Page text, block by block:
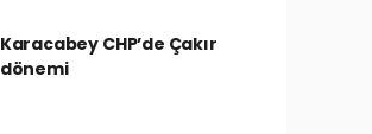
Karacabey CHP’de Çakır
dönemi